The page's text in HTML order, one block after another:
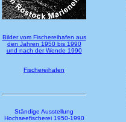
Bilder vom Fischereihafen aus
den Jahren 1950 bis 1990
und nach der Wende 1990
Fischereihafen
Ständige Ausstellung
Hochseefischerei 1950-1990